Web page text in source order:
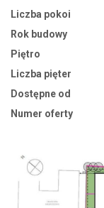
Liczba pokoi
Rok budowy
Piętro
Liczba pięter
Dostępne od
Numer oferty